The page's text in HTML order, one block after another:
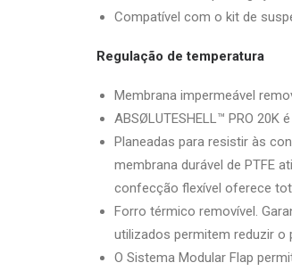
Compatível com o kit de
Regulação de temperatura
Membrana impermeável
ABSØLUTESHELL™ PRO
Planeadas para resistir às
membrana durável de PTFE
confecção flexível oferece
Forro térmico removível.
utilizados permitem reduzir o
O Sistema Modular Flap